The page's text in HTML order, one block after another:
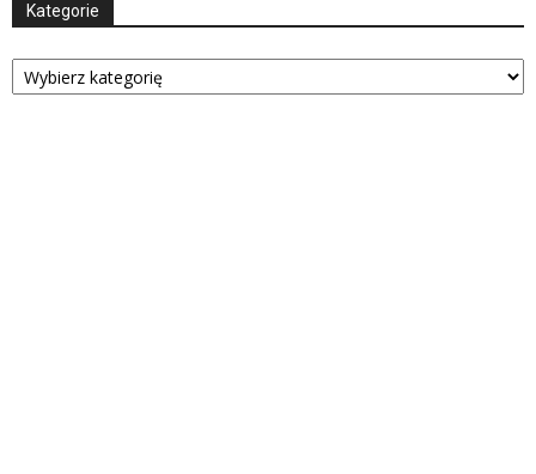
Kategorie
Kategorie